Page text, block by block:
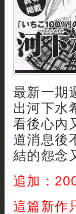
最新一期
出河下水
看後心內
道消息後
結的怨念
追加：
這篇新作